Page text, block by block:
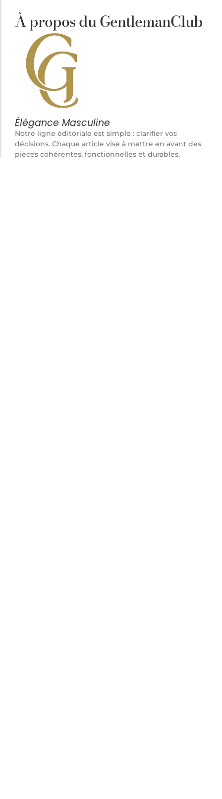
À propos du GentlemanClub
Élégance Masculine
Notre ligne éditoriale est simple : clarifier vos
décisions. Chaque article vise à mettre en avant des
pièces cohérentes, fonctionnelles et durables,